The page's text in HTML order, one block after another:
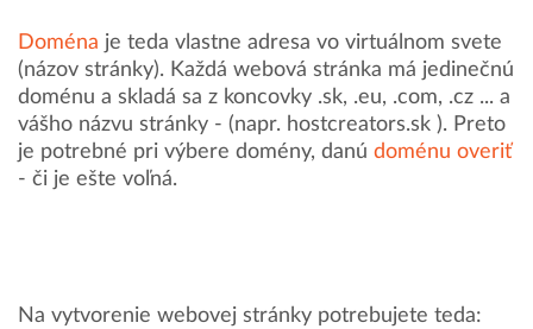
Doména je teda vlastne adresa vo virtuálnom svete
(názov stránky). Každá webová stránka má jedinečnú
doménu a skladá sa z koncovky .sk, .eu, .com, .cz ... a
vášho názvu stránky - (napr. hostcreators.sk ). Preto
je potrebné pri výbere domény, danú doménu overiť
- či je ešte voľná.
Na vytvorenie webovej stránky potrebujete teda: